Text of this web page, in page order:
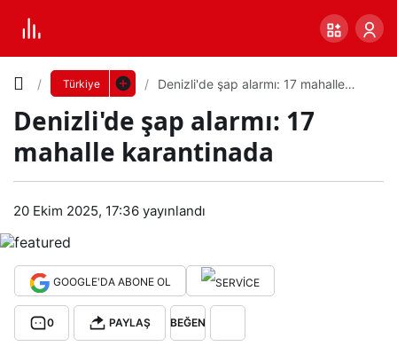
Türkiye
Denizli'de şap alarmı: 17 mahalle
Denizli'de şap alarmı: 17
mahalle karantinada
20 Ekim 2025, 17:36 yayınlandı
GOOGLE'DA ABONE OL
0 PAYLAŞ BEĞEN
Den
e
şap
Yazı
Boyutunu
Küçük 100% Dev
Varsayılana